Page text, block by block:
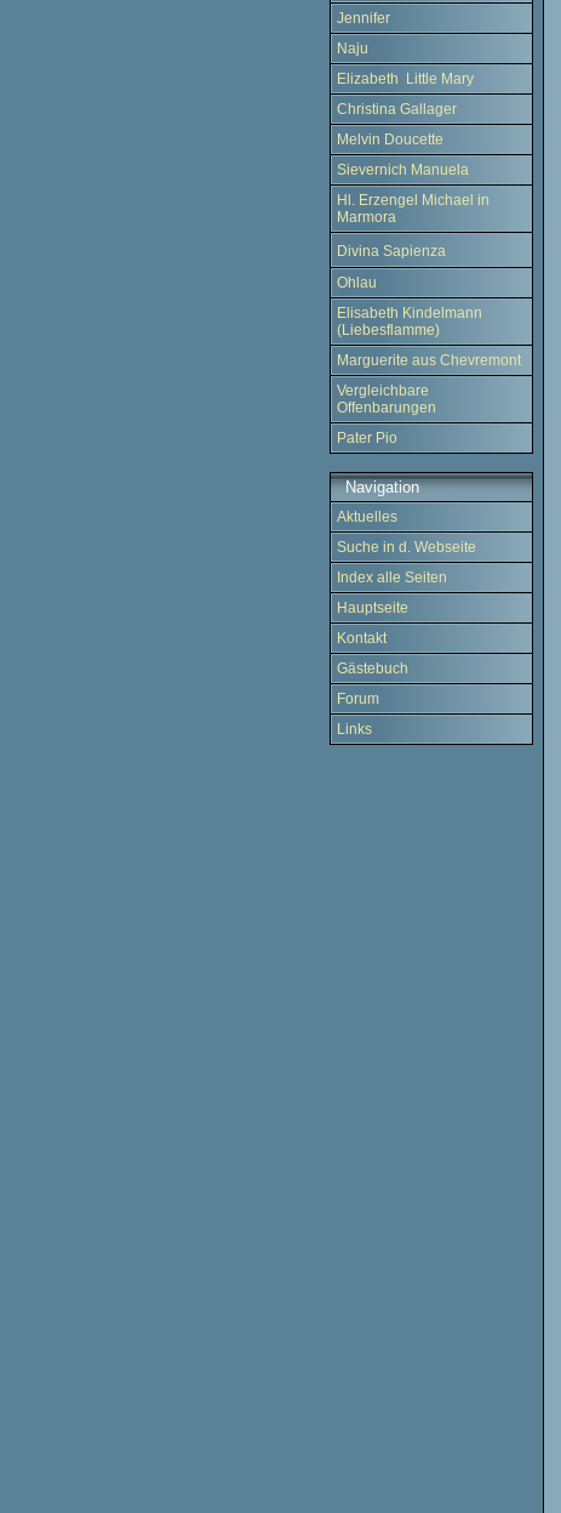
Jennifer
Naju
Elizabeth Little Mary
Christina Gallager
Melvin Doucette
Sievernich Manuela
Hl. Erzengel Michael in
Marmora
Divina Sapienza
Ohlau
Elisabeth Kindelmann
(Liebesflamme)
Marguerite aus Chevremont
Vergleichbare
Offenbarungen
Pater Pio
Navigation
Aktuelles
Suche in d. Webseite
Index alle Seiten
Hauptseite
Kontakt
Gästebuch
Forum
Links